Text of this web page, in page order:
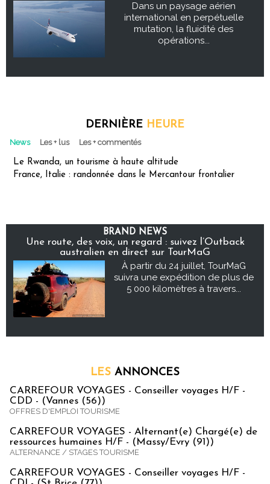
Dans un paysage aérien
international en perpétuelle
mutation, la fluidité des
opérations...
DERNIÈRE HEURE
News Les + lus Les + commentés
Le Rwanda, un tourisme à haute altitude
France, Italie : randonnée dans le Mercantour frontalier
BRAND NEWS
Une route, des voix, un regard : suivez l’Outback
australien en direct sur TourMaG
À partir du 24 juillet, TourMaG
suivra une expédition de plus de
5 000 kilomètres à travers...
LES ANNONCES
CARREFOUR VOYAGES - Conseiller voyages H/F -
CDD - (Vannes (56))
OFFRES D'EMPLOI TOURISME
CARREFOUR VOYAGES - Alternant(e) Chargé(e) de
ressources humaines H/F - (Massy/Evry (91))
ALTERNANCE / STAGES TOURISME
CARREFOUR VOYAGES - Conseiller voyages H/F -